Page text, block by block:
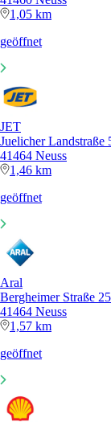
1,05 km
geöffnet
JET
Juelicher Landstraße
41464 Neuss
1,46 km
geöffnet
Aral
Bergheimer Straße
41464 Neuss
1,57 km
geöffnet